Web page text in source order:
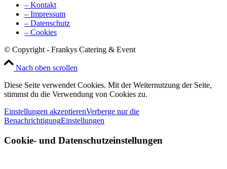
– Kontakt
– Impressum
– Datenschutz
– Cookies
© Copyright - Frankys Catering & Event
Nach oben scrollen
Diese Seite verwendet Cookies. Mit der Weiternutzung der Seite,
stimmst du die Verwendung von Cookies zu.
Einstellungen akzeptierenVerberge nur die
BenachrichtigungEinstellungen
Cookie- und Datenschutzeinstellungen